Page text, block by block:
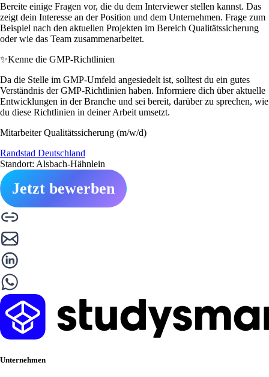
Bereite einige Fragen vor, die du dem Interviewer stellen kannst. Das
zeigt dein Interesse an der Position und dem Unternehmen. Frage zum
Beispiel nach den aktuellen Projekten im Bereich Qualitätssicherung
oder wie das Team zusammenarbeitet.
✨Kenne die GMP-Richtlinien
Da die Stelle im GMP-Umfeld angesiedelt ist, solltest du ein gutes
Verständnis der GMP-Richtlinien haben. Informiere dich über aktuelle
Entwicklungen in der Branche und sei bereit, darüber zu sprechen, wie
du diese Richtlinien in deiner Arbeit umsetzt.
Mitarbeiter Qualitätssicherung (m/w/d)
Randstad Deutschland
Standort: Alsbach-Hähnlein
Jetzt bewerben
Unternehmen